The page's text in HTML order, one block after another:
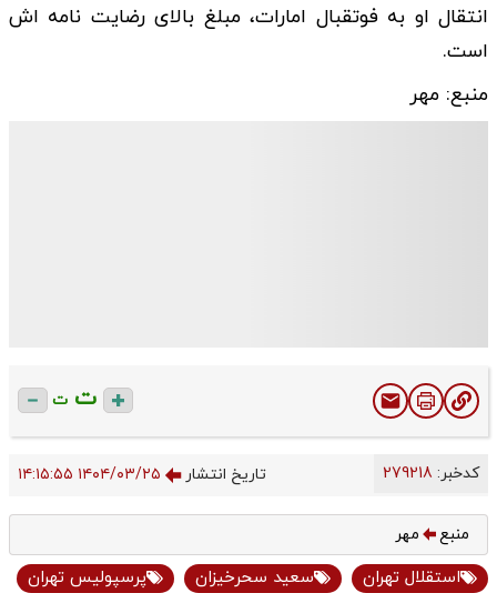
انتقال او به فوتقبال امارات، مبلغ بالای رضایت نامه اش
است.
منبع: مهر
ت ت
کدخبر: تاریخ انتشار ۱۴۰۴/۰۳/۲۵ ۱۴:۱۵:۵۵
منبع مهر
استقلال تهران سعید سحرخیزان پرسپولیس تهران